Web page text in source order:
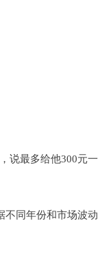
说最多给他300元
不同年份和市场波